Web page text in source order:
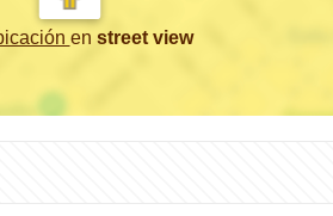
en street view